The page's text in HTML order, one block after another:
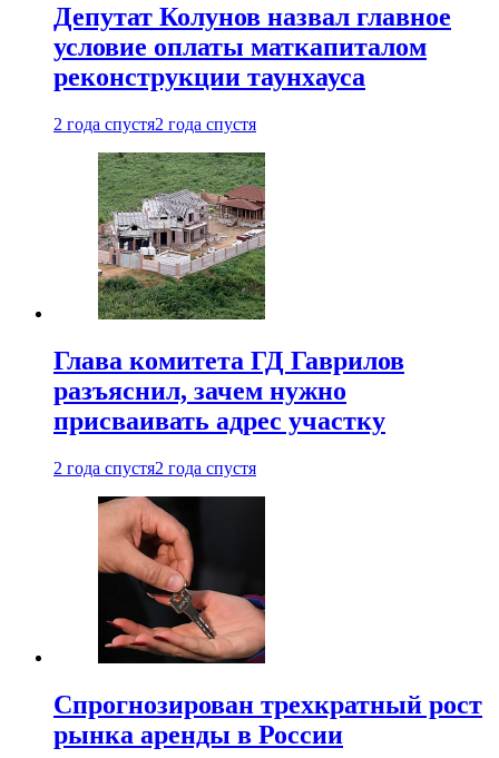
Депутат Колунов назвал главное
условие оплаты маткапиталом
реконструкции таунхауса
2 года спустя2 года спустя
Глава комитета ГД Гаврилов
разъяснил, зачем нужно
присваивать адрес участку
2 года спустя2 года спустя
Спрогнозирован трехкратный рост
рынка аренды в России